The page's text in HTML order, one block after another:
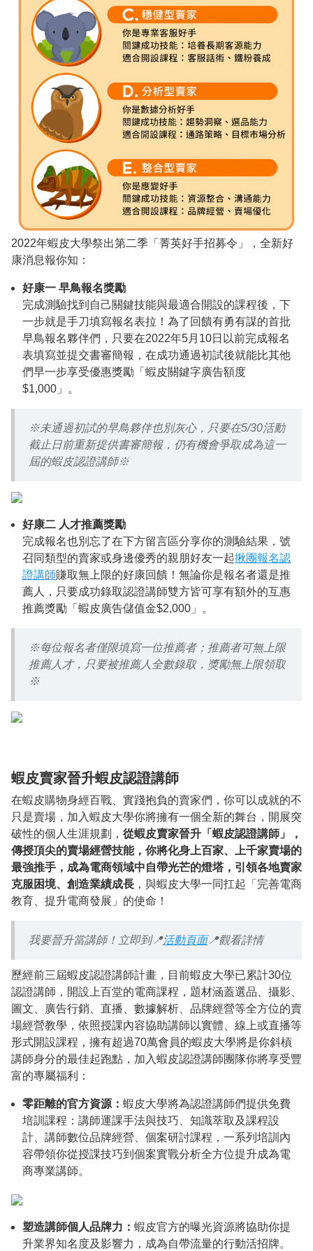
2022年蝦皮大學祭出第二季「菁英好手招募令」，全新好
康消息報你知：
好康一 早鳥報名獎勵
完成測驗找到自己關鍵技能與最適合開設的課程後，下
一步就是手刀填寫報名表拉！為了回饋有勇有謀的首批
早鳥報名夥伴們，只要在2022年5月10日以前完成報名
表填寫並提交書審簡報，在成功通過初試後就能比其他
們早一步享受優惠獎勵「蝦皮關鍵字廣告額度
$1,000」。
※未通過初試的早鳥夥伴也別灰心，只要在5/30活動
截止日前重新提供書審簡報，仍有機會爭取成為這一
屆的蝦皮認證講師※
好康二 人才推薦獎勵
完成報名也別忘了在下方留言區分享你的測驗結果，號
召同類型的賣家或身邊優秀的親朋好友一起揪團報名認
證講師賺取無上限的好康回饋！無論你是報名者還是推
薦人，只要成功錄取認證講師雙方皆可享有額外的互惠
推薦獎勵「蝦皮廣告儲值金$2,000」。
※每位報名者僅限填寫一位推薦者；推薦者可無上限
推薦人才，只要被推薦人全數錄取，獎勵無上限領取
※
蝦皮賣家晉升蝦皮認證講師
在蝦皮購物身經百戰、實踐抱負的賣家們，你可以成就的不
只是賣場，加入蝦皮大學你將擁有一個全新的舞台，開展突
破性的個人生涯規劃， 從蝦皮賣家晉升「蝦皮認證講師」，
傳授頂尖的賣場經營技能，你將化身上百家、上千家賣場的
最強推手，成為電商領域中自帶光芒的燈塔，引領各地賣家
克服困境、創造業績成長 ， 與蝦皮大學一同扛起「完善電商
教育、提升電商發展」的使命！
我要晉升當講師！立即到📍活動頁面📍觀看詳情
歷經前三屆蝦皮認證講師計畫，目前蝦皮大學已累計30位
認證講師，開設上百堂的電商課程，題材涵蓋選品、攝影、
圖文、廣告行銷、直播、數據解析、品牌經營等全方位的賣
場經營教學，依照授課內容協助講師以實體、線上或直播等
形式開設課程，擁有超過70萬會員的蝦皮大學將是你斜槓
講師身分的最佳起跑點，加入蝦皮認證講師團隊你將享受豐
富的專屬福利：
零距離的官方資源： 蝦皮大學將為認證講師們提供免費
培訓課程：講師運課手法與技巧、知識萃取及課程設
計、講師數位品牌經營、個案研討課程，一系列培訓內
容帶領你從授課技巧到個案實戰分析全方位提升成為電
商專業講師。
塑造講師個人品牌力： 蝦皮官方的曝光資源將協助你提
升業界知名度及影響力，成為自帶流量的行動活招牌。